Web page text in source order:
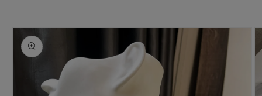
đến
thông
tin sản